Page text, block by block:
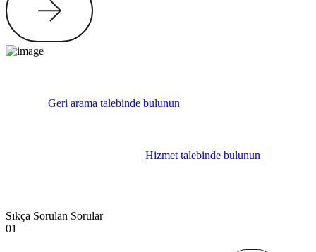
Geri arama talebinde bulunun
Hizmet talebinde bulunun
Sıkça Sorulan Sorular
01